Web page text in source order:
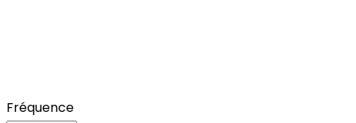
Fréquence